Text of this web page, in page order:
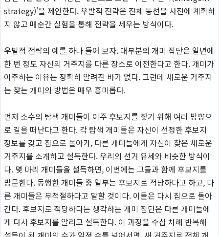
strategy)’을 제안한다. 우발적 전략은 전체 동선을 사전에 계획하
지 않고 매순간 실험을 통해 전략을 세우는 방식이다.
우발적 전략의 예를 하나 들어 보자. 대부분의 개미 집단은 일년에
한 번 정도 자신의 거주지를 다른 장소로 이전한다고 한다. 개미가
이주하는 이유는 정확히 알려진 바가 없다. 그런데 새로운 거주지
는 찾는 개미의 방법은 매우 흥미롭다.
먼저 소수의 탐색 개미들이 이주 후보지를 찾기 위해 여러 방향으
로 길을 떠난다고 한다. 각 탐색 개미들은 자신이 선정한 후보지
정보를 갖고 집으로 돌아가, 다른 개미들에게 자신이 찾은 새로운
거주지를 소개하고 설득한다. 우리의 선거 유세와 비슷한 방식이
다. 몇 마리 개미들을 설득하면, 이번에는 그들과 함께 후보지를
방문한다. 동행한 개미들 중 일부는 후보지로 적당하다고 하고, 다
른 개미들은 부적절하다고 말할 것이다. 이들은 다시 집으로 돌아
간다. 후보지로 적당하다는 생각하는 개미 집단은 다른 개미들에
게 다시 후보지를 알리고 설득한다. 이 과정을 수십 차례 반복해